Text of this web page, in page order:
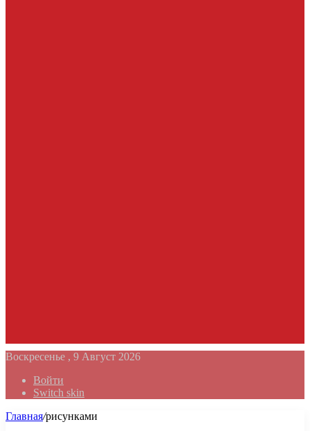
Воскресенье , 9 Август 2026
Войти
Switch skin
Главная/рисунками